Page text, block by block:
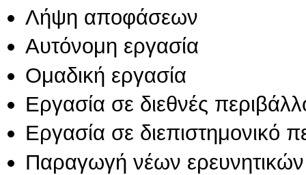
Λήψη αποφάσεων
Αυτόνομη εργασία
Ομαδική εργασία
Εργασία σε διεθνές
Εργασία σε διεπιστημονικό
Παραγωγή νέων